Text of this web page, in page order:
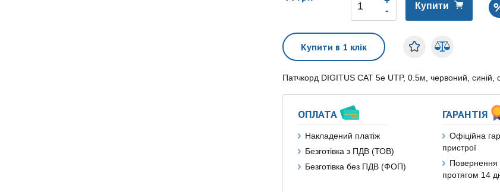
Купити
Купити в 1 клік
Патчкорд DIGITUS CAT 5e UTP, 0.5м, червоний, синій,
ОПЛАТА
Накладений платіж
Безготівка з ПДВ (ТОВ)
Безготівка без ПДВ (ФОП)
ГАРАНТІЯ
Офіційна
пристрої
Повернення
протягом 14